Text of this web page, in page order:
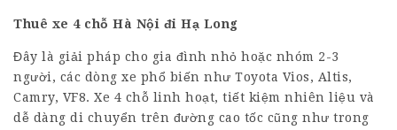
Thuê xe 4 chỗ Hà Nội đi Hạ Long
Đây là giải pháp cho gia đình nhỏ hoặc nhóm 2-3
người, các dòng xe phổ biến như Toyota Vios, Altis,
Camry, VF8. Xe 4 chỗ linh hoạt, tiết kiệm nhiên liệu và
dễ dàng di chuyển trên đường cao tốc cũng như trong